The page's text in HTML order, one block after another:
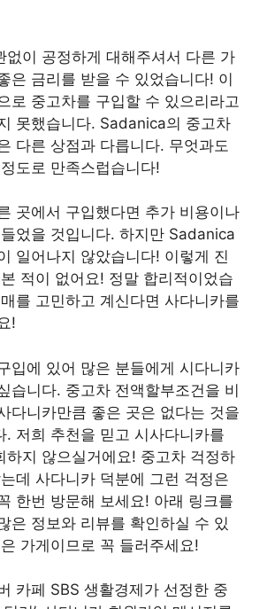
없이 공정하게 대해주셔서 다른 가
은 금리를 받을 수 있었습니다! 이
로 중고차를 구입할 수 있으리라고
못했습니다. Sadanica의 중고차
다른 상점과 다릅니다. 무엇과도
도로 만족스럽습니다!
곳에서 구입했다면 추가 비용이나
었을 것입니다. 하지만 Sadanica
일어나지 않았습니다! 이렇게 진
적이 없어요! 정말 합리적이었습
를 고민하고 계신다면 사다니카를
!
입에 있어 많은 분들에게 시다니카
습니다. 중고차 전액할부조건을 비
다니카만큼 좋은 곳은 없다는 것을
. 저희 추천을 믿고 시사다니카를
하지 않으실거에요! 중고차 걱정하
데 사다니카 덕분에 그런 걱정은
한번 방문해 보세요! 아래 링크를
은 정보와 리뷰를 확인하실 수 있
가게이므로 꼭 들러주세요!
카페 SBS 생활경제가 선정한 중